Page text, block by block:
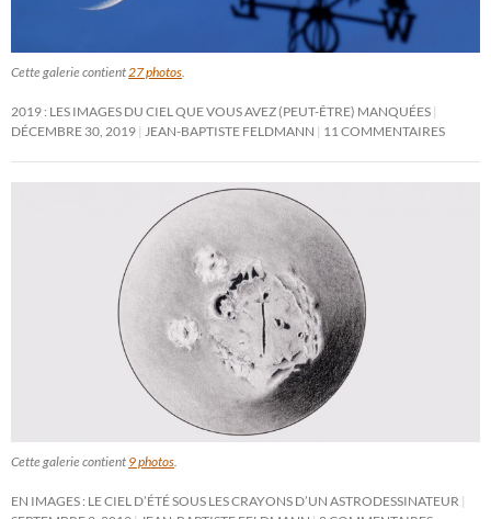
Cette galerie contient 27 photos
2019 : LES IMAGES DU CIEL QUE VOUS AVEZ (PEUT-ÊTRE) MANQUÉES
DÉCEMBRE 30, 2019
JEAN-BAPTISTE FELDMANN 11 COMMENTAIRES
Cette galerie contient 9 photos
EN IMAGES : LE CIEL D’ÉTÉ SOUS LES CRAYONS D’UN ASTRODESSINATEUR